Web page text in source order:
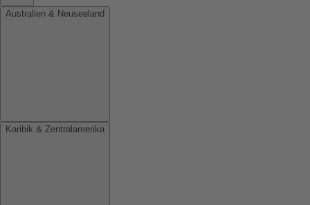
Australien & Neuseeland
Karibik & Zentralamerika